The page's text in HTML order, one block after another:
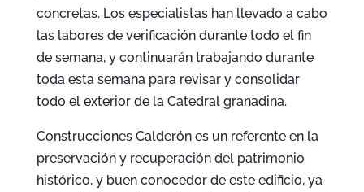
concretas. Los especialistas han llevado a cabo
las labores de verificación durante todo el fin
de semana, y continuarán trabajando durante
toda esta semana para revisar y consolidar
todo el exterior de la Catedral granadina.
Construcciones Calderón es un referente en la
preservación y recuperación del patrimonio
histórico, y buen conocedor de este edificio, ya